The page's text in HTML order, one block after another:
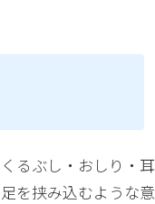
るぶし・おしり・耳
を挟み込むような意